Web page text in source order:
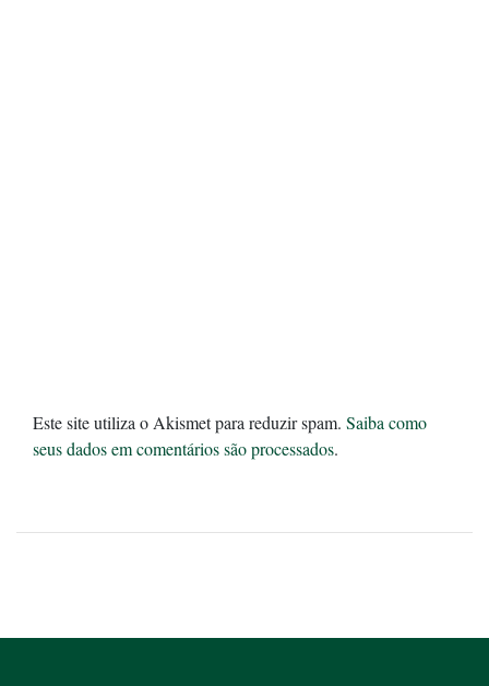
Este site utiliza o Akismet para reduzir spam. Saiba como
seus dados em comentários são processados.